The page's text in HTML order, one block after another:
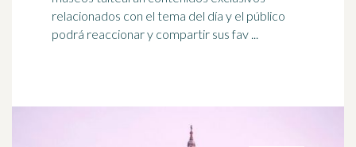
relacionados con el tema del día y el público
podrá reaccionar y compartir sus fav ...